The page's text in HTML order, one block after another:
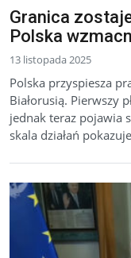
Granica
Polska
13 listopada 2025
Polska przyspiesza
Białorusią. Pierwszy
jednak teraz pojawia
skala działań